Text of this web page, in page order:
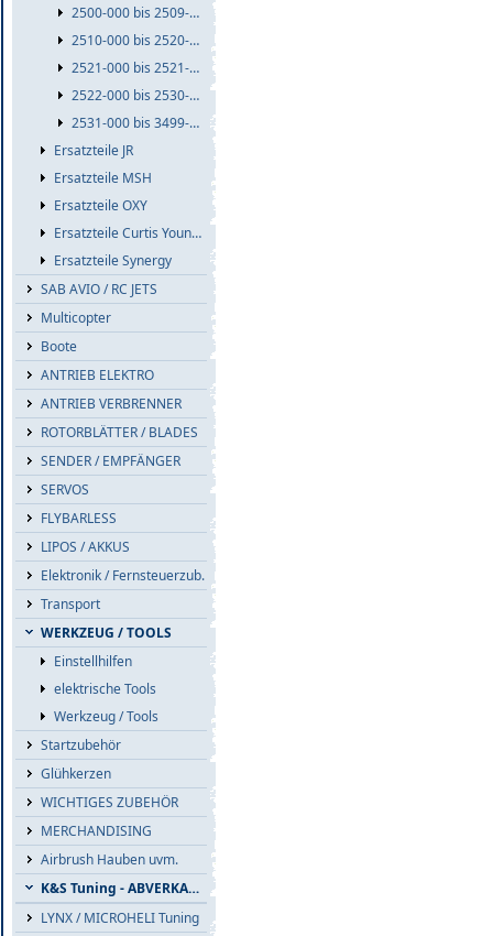
2500-000 bis 2509-999
2510-000 bis 2520-999
2521-000 bis 2521-999
2522-000 bis 2530-999
2531-000 bis 3499-999
Ersatzteile JR
Ersatzteile MSH
Ersatzteile OXY
Ersatzteile Curtis Youngblood
Ersatzteile Synergy
SAB AVIO / RC JETS
Multicopter
Boote
ANTRIEB ELEKTRO
ANTRIEB VERBRENNER
ROTORBLÄTTER / BLADES
SENDER / EMPFÄNGER
SERVOS
FLYBARLESS
LIPOS / AKKUS
Elektronik / Fernsteuerzub.
Transport
WERKZEUG / TOOLS
Einstellhilfen
elektrische Tools
Werkzeug / Tools
Startzubehör
Glühkerzen
WICHTIGES ZUBEHÖR
MERCHANDISING
Airbrush Hauben uvm.
K&S Tuning - ABVERKAUF
LYNX / MICROHELI Tuning